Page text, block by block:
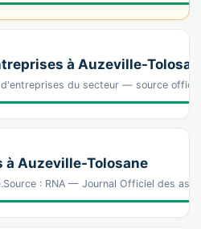
à Auzeville-
du secteur — source
à Auzeville-Tolosane
: RNA — Journal Officiel des